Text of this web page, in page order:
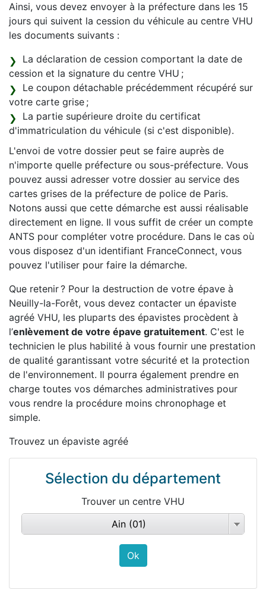
Ainsi, vous devez envoyer à la préfecture dans les 15
jours qui suivent la cession du véhicule au centre VHU
les documents suivants :
La déclaration de cession comportant la date de
cession et la signature du centre VHU ;
Le coupon détachable précédemment récupéré sur
votre carte grise ;
La partie supérieure droite du certificat
d'immatriculation du véhicule (si c'est disponible).
L'envoi de votre dossier peut se faire auprès de
n'importe quelle préfecture ou sous-préfecture. Vous
pouvez aussi adresser votre dossier au service des
cartes grises de la préfecture de police de Paris.
Notons aussi que cette démarche est aussi réalisable
directement en ligne. Il vous suffit de créer un compte
ANTS pour compléter votre procédure. Dans le cas où
vous disposez d'un identifiant FranceConnect, vous
pouvez l'utiliser pour faire la démarche.
Que retenir ? Pour la destruction de votre épave à
Neuilly-la-Forêt, vous devez contacter un épaviste
agréé VHU, les pluparts des épavistes procèdent à
l’enlèvement de votre épave gratuitement. C'est le
technicien le plus habilité à vous fournir une prestation
de qualité garantissant votre sécurité et la protection
de l'environnement. Il pourra également prendre en
charge toutes vos démarches administratives pour
vous rendre la procédure moins chronophage et
simple.
Trouvez un épaviste agréé
Sélection du département
Trouver un centre VHU
Ain (01)